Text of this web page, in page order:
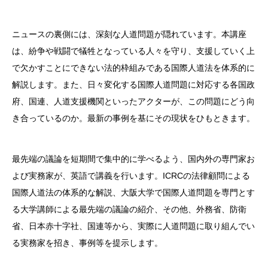
ニュースの裏側には、深刻な人道問題が隠れています。本講座
は、紛争や戦闘で犠牲となっている人々を守り、支援していく上
で欠かすことにできない法的枠組みである国際人道法を体系的に
解説します。また、日々変化する国際人道問題に対応する各国政
府、国連、人道支援機関といったアクターが、この問題にどう向
き合っているのか。最新の事例を基にその現状をひもときます。
最先端の議論を短期間で集中的に学べるよう、国内外の専門家お
よび実務家が、英語で講義を行います。ICRCの法律顧問による
国際人道法の体系的な解説、大阪大学で国際人道問題を専門とす
る大学講師による最先端の議論の紹介、その他、外務省、防衛
省、日本赤十字社、国連等から、実際に人道問題に取り組んでい
る実務家を招き、事例等を提示します。